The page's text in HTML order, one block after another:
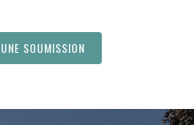
SOUMISSION